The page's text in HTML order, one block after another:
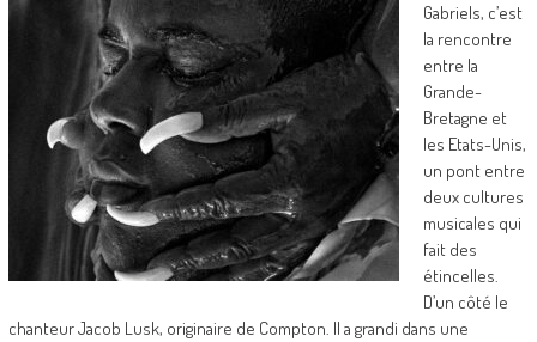
Gabriels, c’est
la rencontre
entre la
Grande-
Bretagne et
les Etats-Unis,
un pont entre
deux cultures
musicales qui
fait des
étincelles.
D’un côté le
chanteur Jacob Lusk, originaire de Compton. Il a grandi dans une